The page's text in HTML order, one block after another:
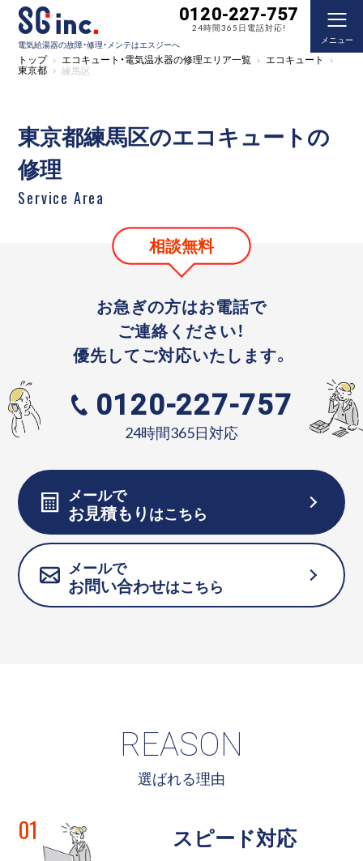
電気給湯器の故障・修理・メンテはエスジーへ
0120-227-757
24時間365日電話対応!
メニュー
トップ エコキュート・電気温水器の修理エリア一覧 エコキュート
東京都 練馬区
東京都練馬区のエコキュートの
修理
Service Area
相談無料
お急ぎの方はお電話で
ご連絡ください！
優先してご対応いたします。
0120-227-757
24時間365日対応
メールで
お見積もりはこちら
メールで
お問い合わせはこちら
REASON
選ばれる理由
01 スピード対応